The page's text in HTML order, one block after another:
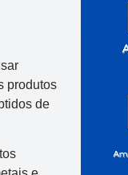
produtos
de